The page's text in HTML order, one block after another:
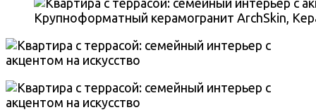
Крупноформатный керамогранит ArchSkin,